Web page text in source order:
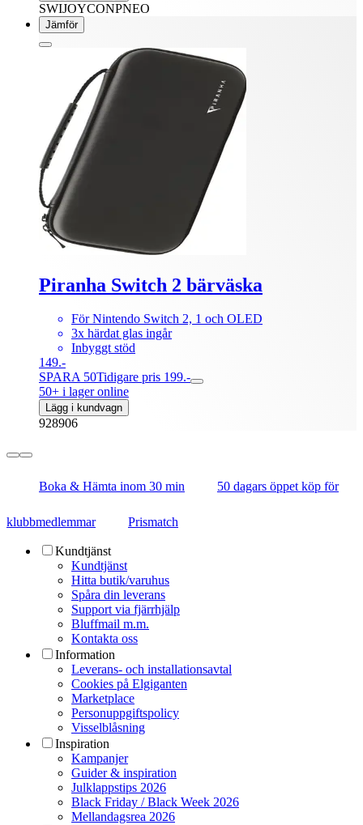
SWIJOYCONPNEO
Jämför
Piranha Switch 2 bärväska
För Nintendo Switch 2, 1 och OLED
3x härdat glas ingår
Inbyggt stöd
149.-
SPARA 50Tidigare pris 199.-
50+ i lager online
Lägg i kundvagn
928906
Boka & Hämta inom 30 min 50 dagars öppet köp för
klubbmedlemmar Prismatch
Kundtjänst
Kundtjänst
Hitta butik/varuhus
Spåra din leverans
Support via fjärrhjälp
Bluffmail m.m.
Kontakta oss
Information
Leverans- och installationsavtal
Cookies på Elgiganten
Marketplace
Personuppgiftspolicy
Visselblåsning
Inspiration
Kampanjer
Guider & inspiration
Julklappstips 2026
Black Friday / Black Week 2026
Mellandagsrea 2026